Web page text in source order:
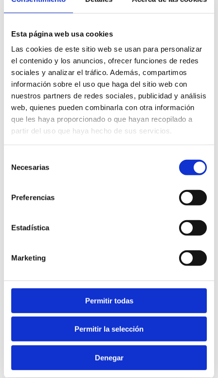
Esta página web usa cookies
Las cookies de este sitio web se usan para personalizar
el contenido y los anuncios, ofrecer funciones de redes
sociales y analizar el tráfico. Además, compartimos
información sobre el uso que haga del sitio web con
nuestros partners de redes sociales, publicidad y análisis
web, quienes pueden combinarla con otra información
que les haya proporcionado o que hayan recopilado a
partir del uso que haya hecho de sus servicios.
Necesarias
Preferencias
Estadística
Marketing
Permitir todas
Permitir la selección
Denegar